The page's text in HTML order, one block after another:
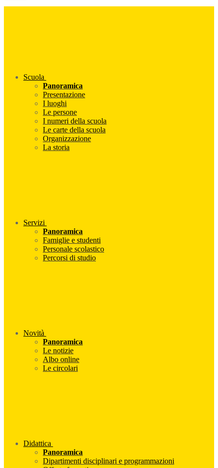
Scuola
Panoramica
Presentazione
I luoghi
Le persone
I numeri della scuola
Le carte della scuola
Organizzazione
La storia
Servizi
Panoramica
Famiglie e studenti
Personale scolastico
Percorsi di studio
Novità
Panoramica
Le notizie
Albo online
Le circolari
Didattica
Panoramica
Dipartimenti disciplinari e programmazioni